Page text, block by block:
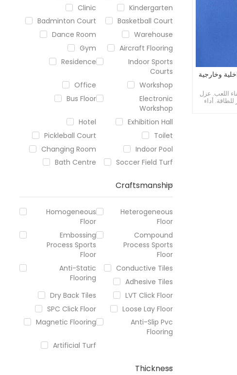
Clinic
Kindergarten
Badminton Court
Basketball Court
Dance Room
Warehouse
Gym
Aircraft Flooring
Residence
Indoor Sports
Courts
Office
Workshop
Bus Floor
Electronic
Workshop
Hotel
Exhibition Hall
Pickleball Court
Toilet
Changing Room
Indoor Pool
Bath Centre
Soccer Field Turf
Craftsmanship
Homogeneous
Floor
Heterogeneous
Floor
Embossing
Process Sports
Floor
Compound
Process Sports
Floor
Anti-Static
Flooring
Conductive Tiles
Adhesive Tiles
Dry Back Tiles
LVT Click Floor
SPC Click Floor
Loose Lay Floor
Magnetic Flooring
Anti-Slip Pvc
Flooring
Artificial Turf
Thickness
اللعب. عزل
أداء